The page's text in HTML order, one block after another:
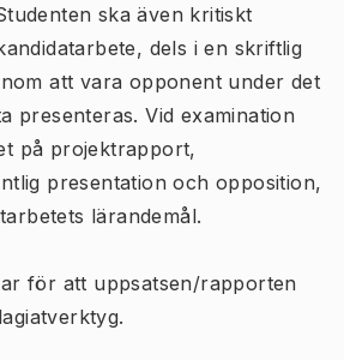
ska även kritiskt
dels i en skriftlig
att vara opponent under det
presenteras. Vid examination
på projektrapport,
presentation och opposition,
lärandemål.
för att uppsatsen/rapporten